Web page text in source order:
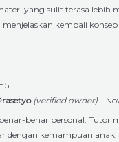
yang sulit terasa lebih
menjelaskan kembali
5
(verified owner) –
benar personal. Tutor
dengan kemampuan